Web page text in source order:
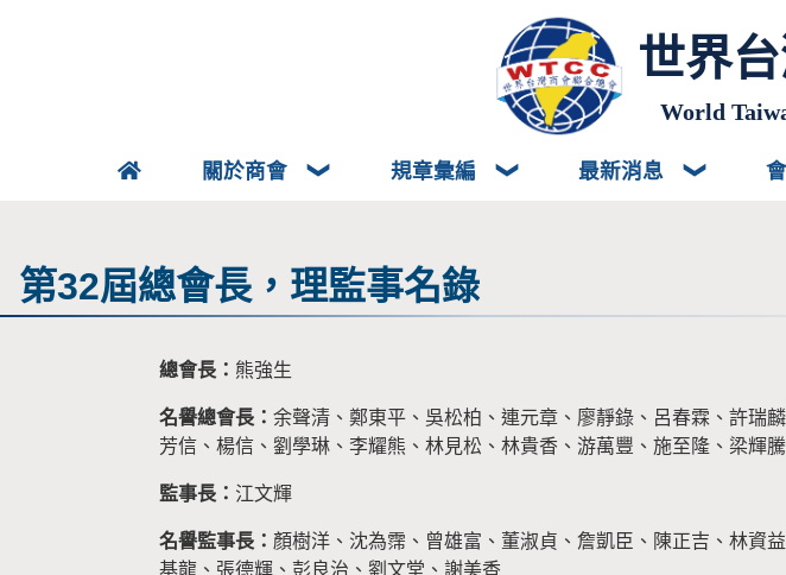
世界
World
關於商會 規章彙編 最新消息
第32屆總會長，理監事名錄
總會長： 熊強生
名譽總會長：余聲清、鄭東平、吳松柏、連元章、廖靜錄、呂春霖、許瑞
芳信、楊信、劉學琳、李耀熊、林見松、林貴香、游萬豐、施至隆、梁輝
監事長： 江文輝
名譽監事長：顏樹洋、沈為霈、曾雄富、董淑貞、詹凱臣、陳正吉、林資
基龍、張德輝、彭良治、劉文堂、謝美香